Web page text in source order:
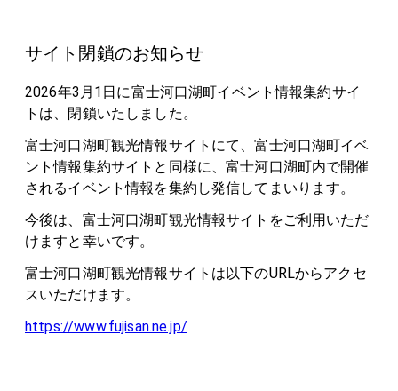
サイト閉鎖のお知らせ
2026年3月1日に富士河口湖町イベント情報集約サイ
トは、閉鎖いたしました。
富士河口湖町観光情報サイトにて、富士河口湖町イベ
ント情報集約サイトと同様に、富士河口湖町内で開催
されるイベント情報を集約し発信してまいります。
今後は、富士河口湖町観光情報サイトをご利用いただ
けますと幸いです。
富士河口湖町観光情報サイトは以下のURLからアクセ
スいただけます。
https://www.fujisan.ne.jp/